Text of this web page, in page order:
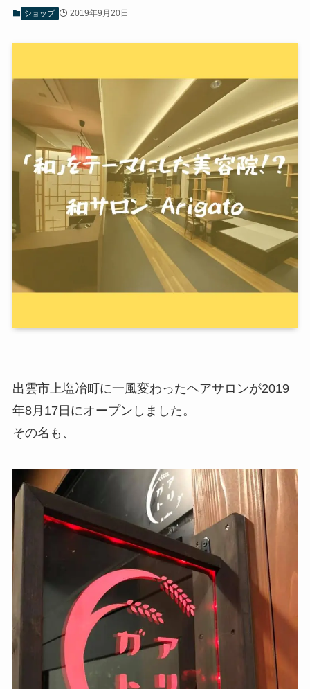
ショップ 2019年9月20日
出雲市上塩冶町に一風変わったヘアサロンが2019
年8月17日にオープンしました。
その名も、